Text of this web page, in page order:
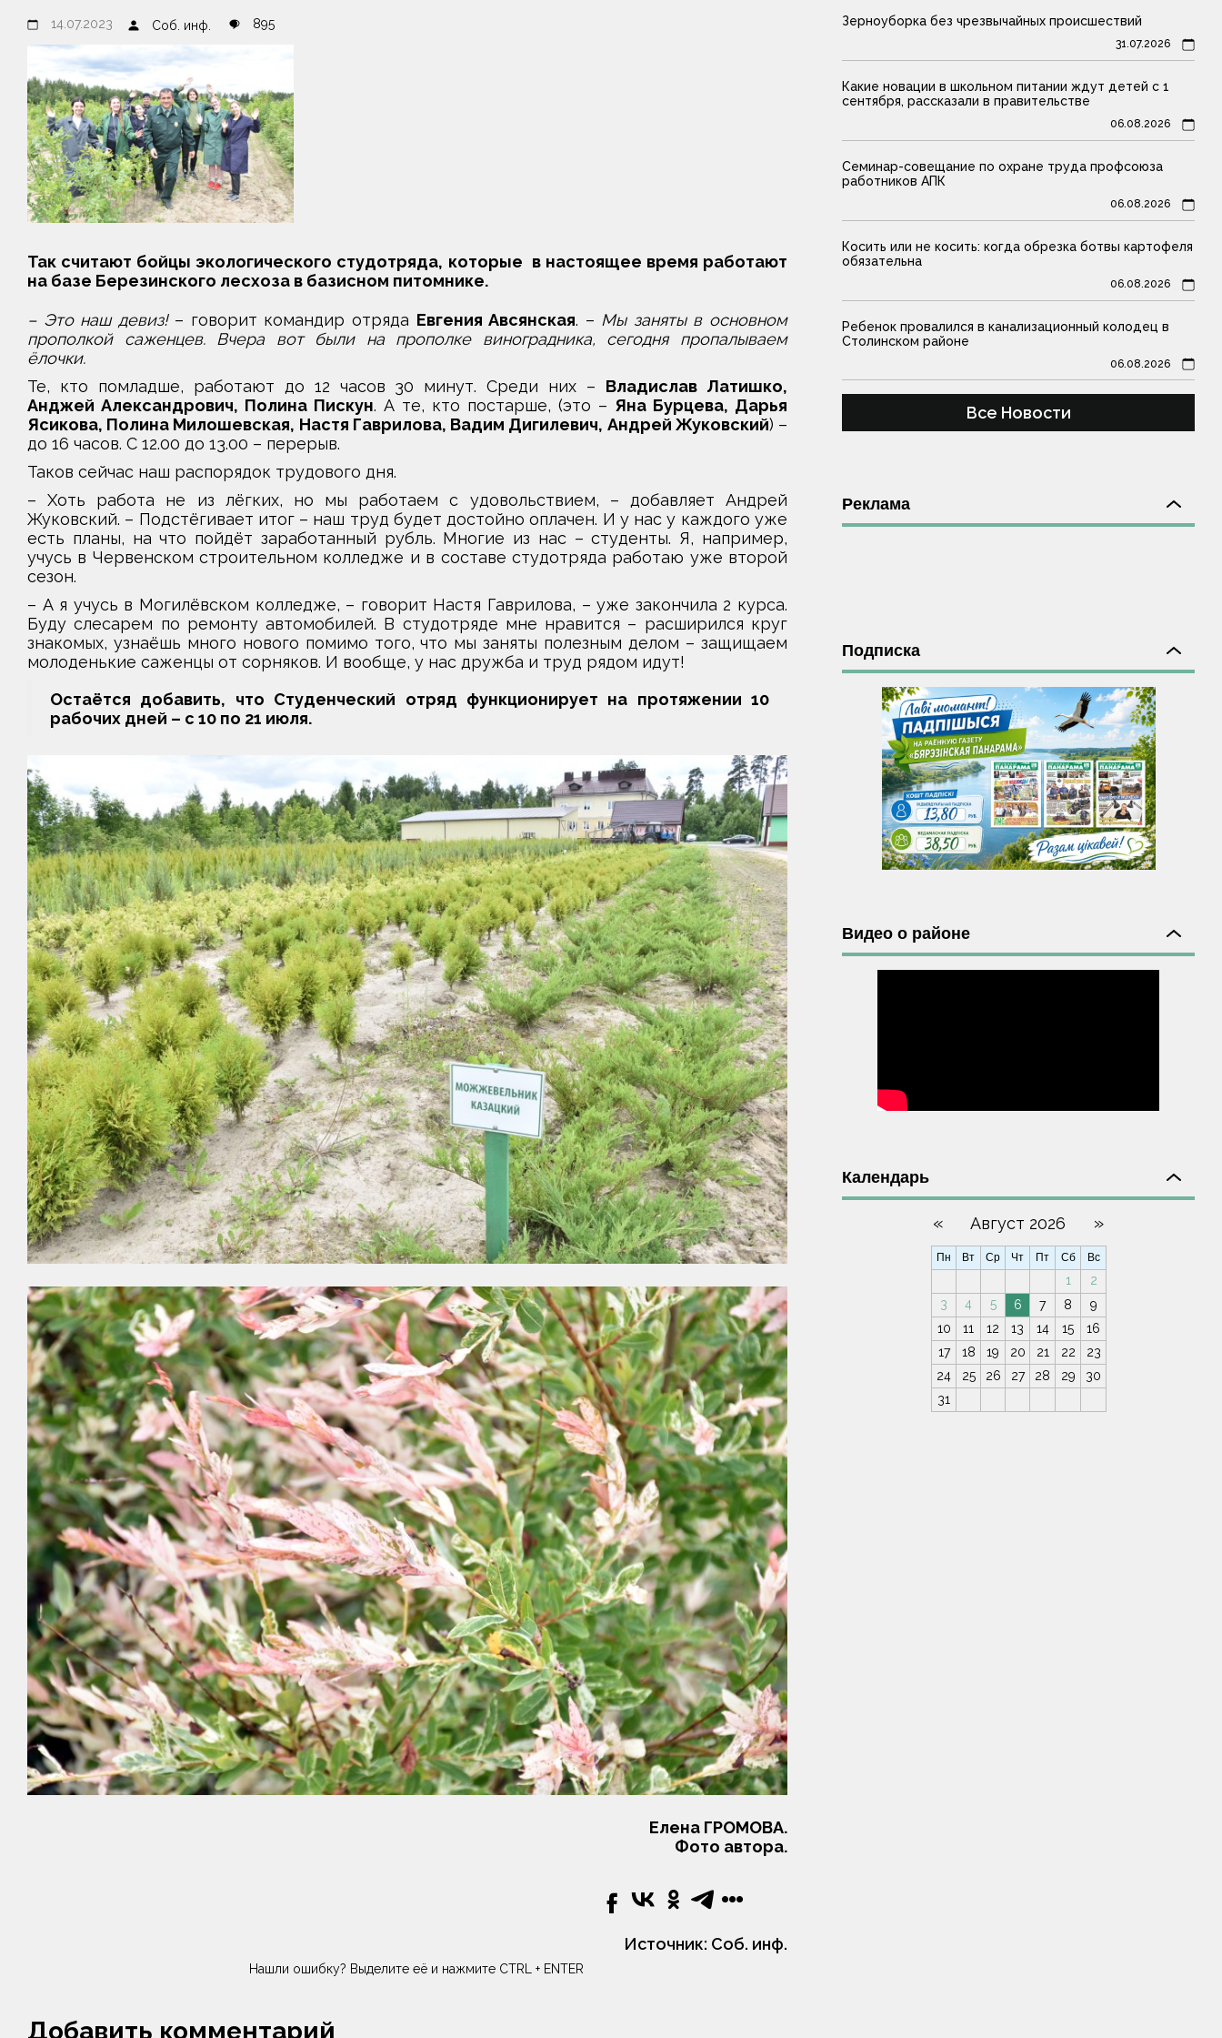
14.07.2023 Соб. инф. 895
Так считают бойцы экологического студотряда, которые в настоящее время работают
на базе Березинского лесхоза в базисном питомнике.
– Это наш девиз!– говорит командир отряда Евгения Авсянская. – Мы заняты в основном
прополкой саженцев. Вчера вот были на прополке виноградника, сегодня пропалываем
ёлочки.
Те, кто помладше, работают до 12 часов 30 минут. Среди них – Владислав Латишко,
Анджей Александрович, Полина Пискун. А те, кто постарше, (это – Яна Бурцева, Дарья
Ясикова, Полина Милошевская, Настя Гаврилова, Вадим Дигилевич, Андрей Жуковский) –
до 16 часов. С 12.00 до 13.00 – перерыв.
Таков сейчас наш распорядок трудового дня.
– Хоть работа не из лёгких, но мы работаем с удовольствием, – добавляет Андрей
Жуковский. – Подстёгивает итог – наш труд будет достойно оплачен. И у нас у каждого уже
есть планы, на что пойдёт заработанный рубль. Многие из нас – студенты. Я, например,
учусь в Червенском строительном колледже и в составе студотряда работаю уже второй
сезон.
– А я учусь в Могилёвском колледже, – говорит Настя Гаврилова, – уже закончила 2 курса.
Буду слесарем по ремонту автомобилей. В студотряде мне нравится – расширился круг
знакомых, узнаёшь много нового помимо того, что мы заняты полезным делом – защищаем
молоденькие саженцы от сорняков. И вообще, у нас дружба и труд рядом идут!
Остаётся добавить, что Студенческий отряд функционирует на протяжении 10
рабочих дней – с 10 по 21 июля.
Елена ГРОМОВА.
Фото автора.
Источник: Соб. инф.
Нашли ошибку? Выделите её и нажмите CTRL + ENTER
Добавить комментарий
Зерноуборка без чрезвычайных происшествий
31.07.2026
Какие новации в школьном питании ждут детей с 1
сентября, рассказали в правительстве
06.08.2026
Семинар-совещание по охране труда профсоюза
работников АПК
06.08.2026
Косить или не косить: когда обрезка ботвы картофеля
обязательна
06.08.2026
Ребенок провалился в канализационный колодец в
Столинском районе
06.08.2026
Все Новости
Реклама
Подписка
Видео о районе
Календарь
« Август 2026 »
Пн Вт Ср Чт Пт Сб Вс
1
2
3
4 5 6 7 8
9
10
11 12 13 14 15
16
17
18 19 20 21 22
23
24
25 26 27 28 29
30
31